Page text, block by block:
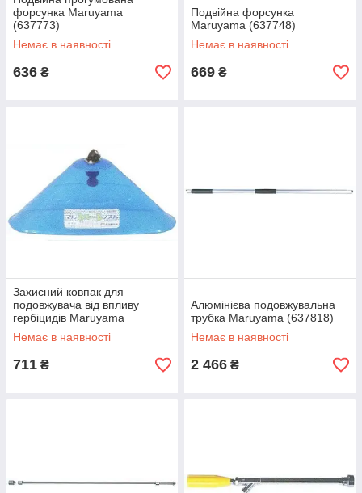
форсунка Maruyama
(637773)
Немає в наявності
636 ₴
Подвійна форсунка
Maruyama (637748)
Немає в наявності
669 ₴
Захисний ковпак для
подовжувача від впливу
гербіцидів Maruyama
(416317)
Немає в наявності
711 ₴
Алюмінієва подовжувальна
трубка Maruyama (637818)
Немає в наявності
2 466 ₴